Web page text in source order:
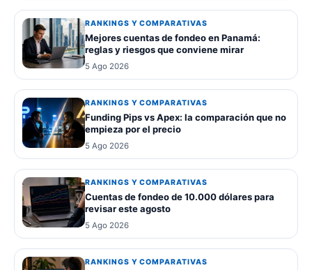
RANKINGS Y COMPARATIVAS
Mejores cuentas de fondeo en Panamá:
reglas y riesgos que conviene mirar
5 Ago 2026
RANKINGS Y COMPARATIVAS
Funding Pips vs Apex: la comparación que no
empieza por el precio
5 Ago 2026
RANKINGS Y COMPARATIVAS
Cuentas de fondeo de 10.000 dólares para
revisar este agosto
5 Ago 2026
RANKINGS Y COMPARATIVAS